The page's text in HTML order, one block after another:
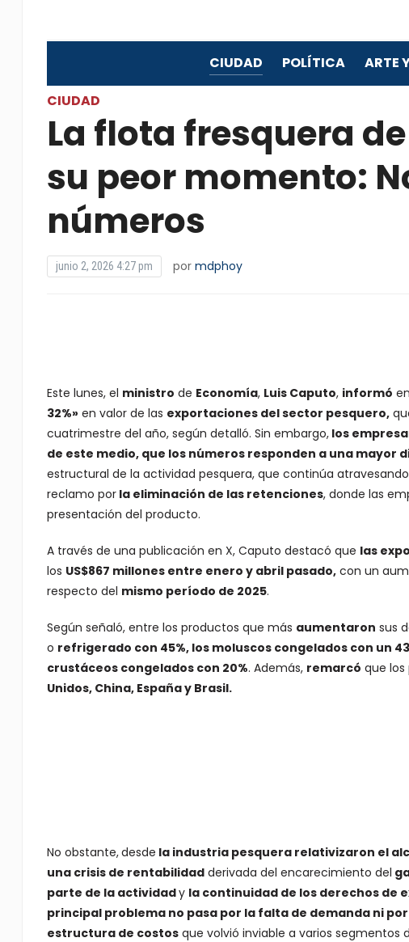
CIUDAD POLÍTICA ARTE
CIUDAD
La flota fresquera
su peor momento:
números
junio 2, 2026 4:27 pm por mdphoy
Este lunes, el ministro de Economía, Luis Caputo, informó
32%»en valor de las exportaciones del sector pesquero,
cuatrimestre del año, según detalló. Sin embargo,los
de este medio, que los números responden a una mayor
estructural de la actividad pesquera, que continúa atravesando
reclamo porla eliminación de las retenciones, donde las
presentación del producto.
A través de una publicación en X, Caputo destacó que las
los US$867 millones entre enero y abril pasado,con un
respecto del mismo período de 2025.
Según señaló, entre los productos que más aumentaron sus
o refrigerado con 45%, los moluscos congelados con un
crustáceos congelados con 20%. Además, remarcó que
Unidos, China, España y Brasil.
No obstante,desde la industria pesquera relativizaron el
una crisis de rentabilidadderivada del encarecimiento del
parte de la actividady la continuidad de los derechos de
principal problema no pasa por la falta de demanda ni
estructura de costosque volvió inviable a varios segmentos